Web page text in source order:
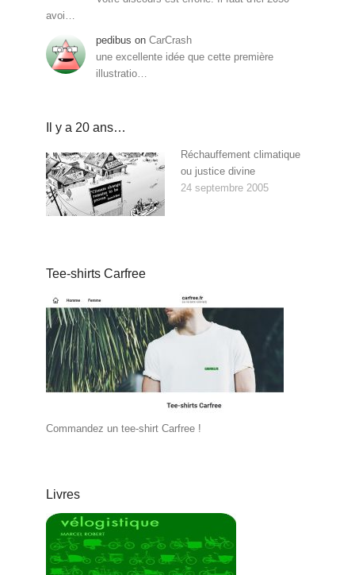
avoi…
pedibus on CarCrash
une excellente idée que cette première
illustratio…
Il y a 20 ans…
Réchauffement climatique
ou justice divine
24 septembre 2005
Tee-shirts Carfree
Commandez un tee-shirt Carfree !
Livres